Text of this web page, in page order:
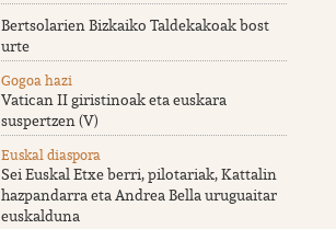
Bertsolarien Bizkaiko Taldekakoak bost
urte
Gogoa hazi
Vatican II giristinoak eta euskara
suspertzen (V)
Euskal diaspora
Sei Euskal Etxe berri, pilotariak, Kattalin
hazpandarra eta Andrea Bella uruguaitar
euskalduna